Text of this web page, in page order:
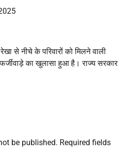
से नीचे के परिवारों को मिलने वाली
का खुलासा हुआ है। राज्य सरकार
be published. Required fields